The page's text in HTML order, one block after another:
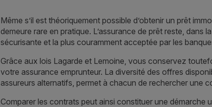
Même s’il est théoriquement possible d’obtenir un prêt
demeure rare en pratique. L’assurance de prêt reste, dans
sécurisante et la plus couramment acceptée par les
Grâce aux lois Lagarde et Lemoine, vous conservez
votre assurance emprunteur. La diversité des offres
assureurs alternatifs, permet à chacun de rechercher une
Comparer les contrats peut ainsi constituer une démarche